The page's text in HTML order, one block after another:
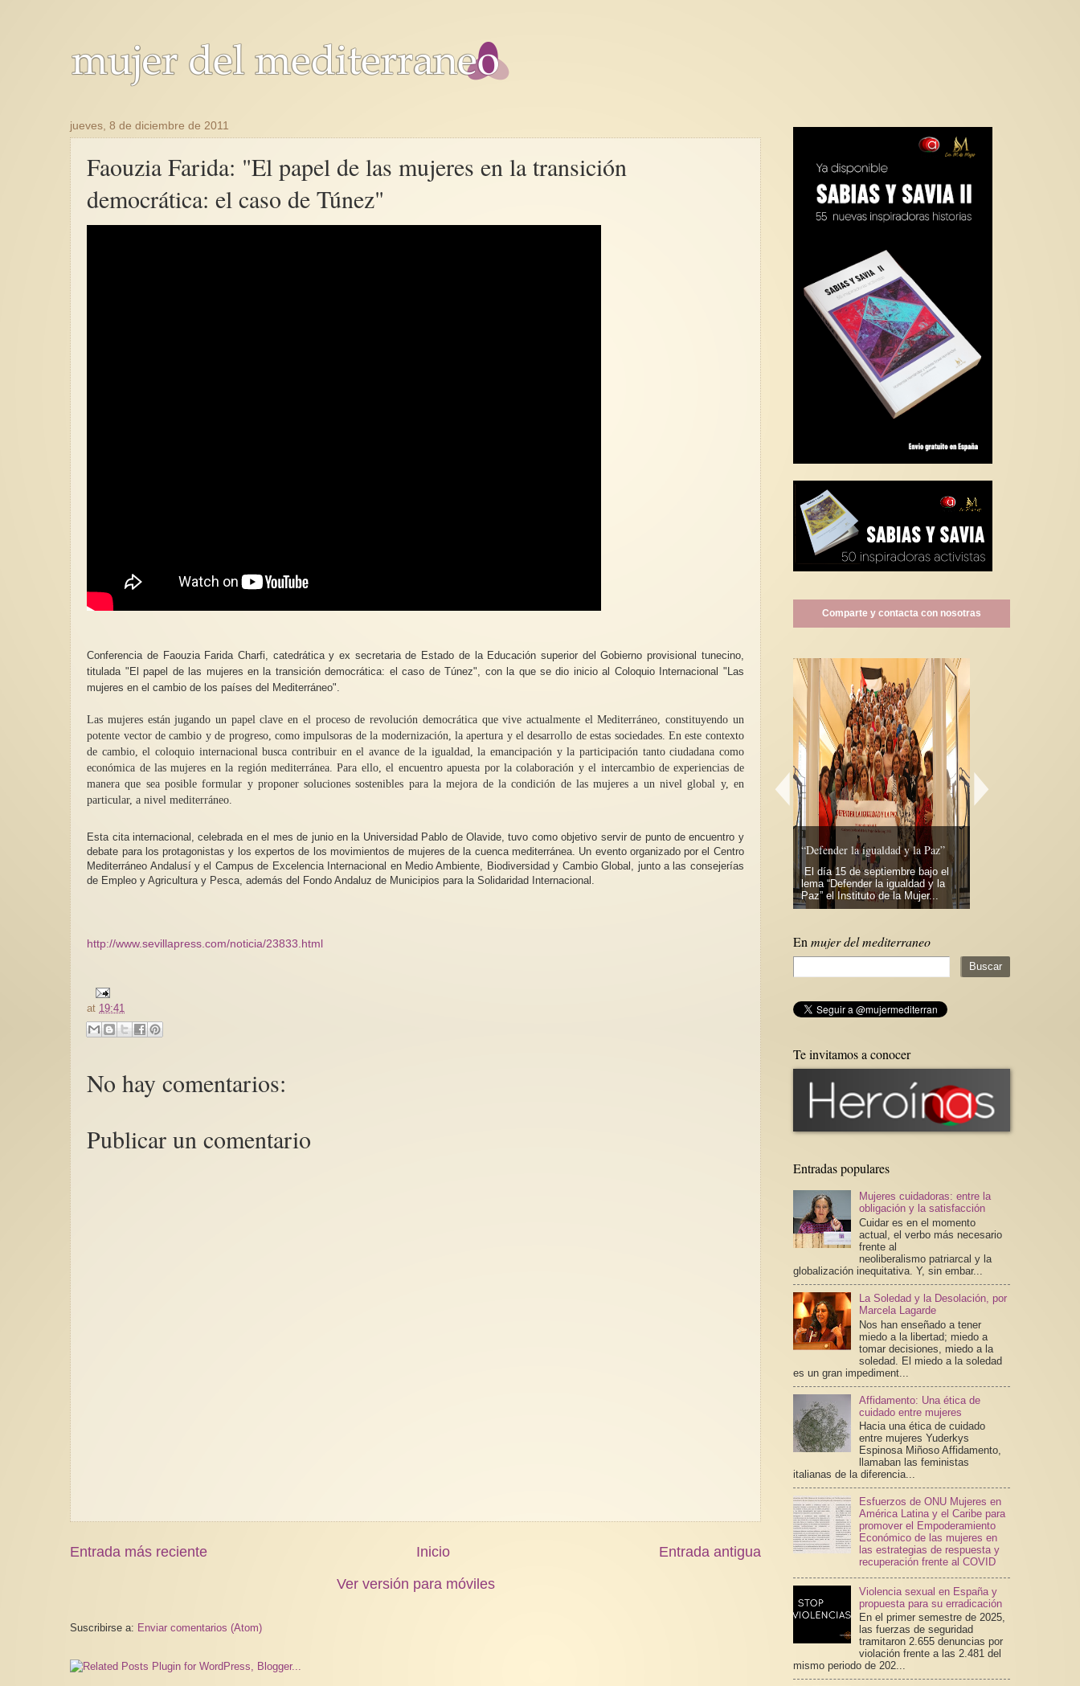
jueves, 8 de diciembre de 2011
Faouzia Farida: "El papel de las mujeres en la transición
democrática: el caso de Túnez"
Conferencia de Faouzia Farida Charfi, catedrática y ex secretaria de Estado de la Educación superior del Gobierno provisional tunecino,
titulada "El papel de las mujeres en la transición democrática: el caso de Túnez", con la que se dio inicio al Coloquio Internacional "Las
mujeres en el cambio de los países del Mediterráneo".
Las mujeres están jugando un papel clave en el proceso de revolución democrática que vive actualmente el Mediterráneo, constituyendo un
potente vector de cambio y de progreso, como impulsoras de la modernización, la apertura y el desarrollo de estas sociedades. En este contexto
de cambio, el coloquio internacional busca contribuir en el avance de la igualdad, la emancipación y la participación tanto ciudadana como
económica de las mujeres en la región mediterránea. Para ello, el encuentro apuesta por la colaboración y el intercambio de experiencias de
manera que sea posible formular y proponer soluciones sostenibles para la mejora de la condición de las mujeres a un nivel global y, en
particular, a nivel mediterráneo.
Esta cita internacional, celebrada en el mes de junio en la Universidad Pablo de Olavide, tuvo como objetivo servir de punto de encuentro y
debate para los protagonistas y los expertos de los movimientos de mujeres de la cuenca mediterránea. Un evento organizado por el Centro
Mediterráneo Andalusí y el Campus de Excelencia Internacional en Medio Ambiente, Biodiversidad y Cambio Global, junto a las consejerías
de Empleo y Agricultura y Pesca, además del Fondo Andaluz de Municipios para la Solidaridad Internacional.
http://www.sevillapress.com/noticia/23833.html
at 19:41
No hay comentarios:
Publicar un comentario
Entrada más reciente Entrada antigua
Inicio
Ver versión para móviles
Suscribirse a: Enviar comentarios (Atom)
Comparte y contacta con nosotras
pacifista internacionalista? 1/3
Carmen Magallón *El
internacionalismo feminista nació
buscando conseguir los mismos
Inmigración violencias y mujeres
Inicié este escrito con la intención
de hablar acerca del sobresaliente
“Defender la igualdad y la Paz”
El día 15 de septiembre bajo el
lema “Defender la igualdad y la
Paz” el Instituto de la Mujer...
En mujer del mediterraneo
Te invitamos a conocer
Entradas populares
Mujeres cuidadoras: entre la
obligación y la satisfacción
Cuidar es en el momento
actual, el verbo más necesario
frente al
neoliberalismo patriarcal y la
globalización inequitativa. Y, sin embar...
La Soledad y la Desolación, por
Marcela Lagarde
Nos han enseñado a tener
miedo a la libertad; miedo a
tomar decisiones, miedo a la
soledad. El miedo a la soledad
es un gran impediment...
Affidamento: Una ética de
cuidado entre mujeres
Hacia una ética de cuidado
entre mujeres Yuderkys
Espinosa Miñoso Affidamento,
llamaban las feministas
italianas de la diferencia...
Esfuerzos de ONU Mujeres en
América Latina y el Caribe para
promover el Empoderamiento
Económico de las mujeres en
las estrategias de respuesta y
recuperación frente al COVID
Violencia sexual en España y
propuesta para su erradicación
En el primer semestre de 2025,
las fuerzas de seguridad
tramitaron 2.655 denuncias por
violación frente a las 2.481 del
mismo periodo de 202...